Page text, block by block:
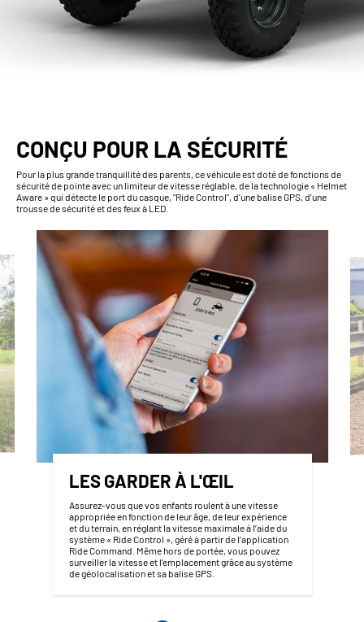
CONÇU POUR LA SÉCURITÉ
Pour la plus grande tranquillité des parents, ce véhicule est doté de fonctions de
sécurité de pointe avec un limiteur de vitesse réglable, de la technologie « Helmet
Aware » qui détecte le port du casque, "Ride Control", d'une balise GPS, d'une
trousse de sécurité et des feux à LED.
LES GARDER À L'ŒIL
Assurez-vous que vos enfants roulent à une vitesse
appropriée en fonction de leur âge, de leur expérience
et du terrain, en réglant la vitesse maximale à l’aide du
système « Ride Control », géré à partir de l’application
Ride Command. Même hors de portée, vous pouvez
surveiller la vitesse et l’emplacement grâce au système
de géolocalisation et sa balise GPS.